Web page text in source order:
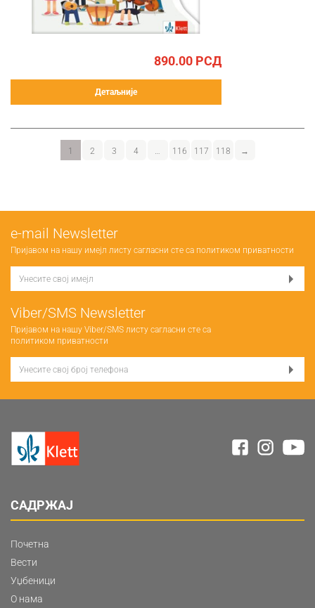
890.00 РСД
Детаљније
1 2 3 4 116 117 118 →
е-mail Newsletter
Пријавом на нашу имејл листу сагласни сте са политиком приватности
Viber/SMS Newsletter
Пријавом на нашу Viber/SMS листу сагласни сте са
политиком приватности
САДРЖАЈ
Почетна
Вести
Уџбеници
О нама